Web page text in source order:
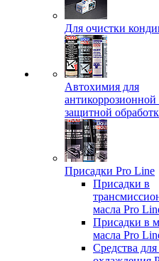
Для очистки
Автохимия для
антикоррозионной
защитной
Присадки Pro Line
Присадки в
масла Pro
Присадки в
масла Pro
Средства